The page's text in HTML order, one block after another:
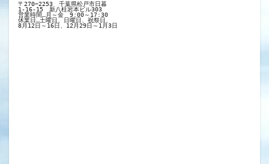
〒270−2253　千葉県松戸市日暮
1-16-15　新八柱岩本ビル303
営業時間…月～金　9:00～17:30
休業日…土曜日、日曜日、祝祭日、
8月12日～16日、12月29日～1月3日